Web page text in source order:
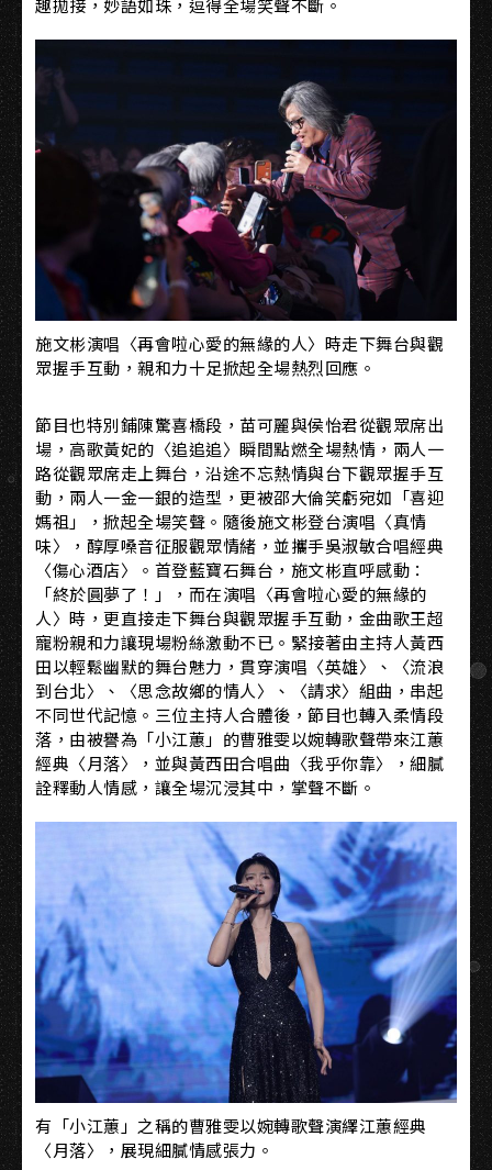
趣拋接，妙語如珠，逗得全場笑聲不斷。
施文彬演唱〈再會啦心愛的無緣的人〉時走下舞台與觀
眾握手互動，親和力十足掀起全場熱烈回應。
節目也特別鋪陳驚喜橋段，苗可麗與侯怡君從觀眾席出
場，高歌黃妃的〈追追追〉瞬間點燃全場熱情，兩人一
路從觀眾席走上舞台，沿途不忘熱情與台下觀眾握手互
動，兩人一金一銀的造型，更被邵大倫笑虧宛如「喜迎
媽祖」，掀起全場笑聲。隨後施文彬登台演唱〈真情
味〉，醇厚嗓音征服觀眾情緒，並攜手吳淑敏合唱經典
〈傷心酒店〉。首登藍寶石舞台，施文彬直呼感動：
「終於圓夢了！」，而在演唱〈再會啦心愛的無緣的
人〉時，更直接走下舞台與觀眾握手互動，金曲歌王超
寵粉親和力讓現場粉絲激動不已。緊接著由主持人黃西
田以輕鬆幽默的舞台魅力，貫穿演唱〈英雄〉、〈流浪
到台北〉、〈思念故鄉的情人〉、〈請求〉組曲，串起
不同世代記憶。三位主持人合體後，節目也轉入柔情段
落，由被譽為「小江蕙」的曹雅雯以婉轉歌聲帶來江蕙
經典〈月落〉，並與黃西田合唱曲〈我乎你靠〉，細膩
詮釋動人情感，讓全場沉浸其中，掌聲不斷。
有「小江蕙」之稱的曹雅雯以婉轉歌聲演繹江蕙經典
〈月落〉，展現細膩情感張力。